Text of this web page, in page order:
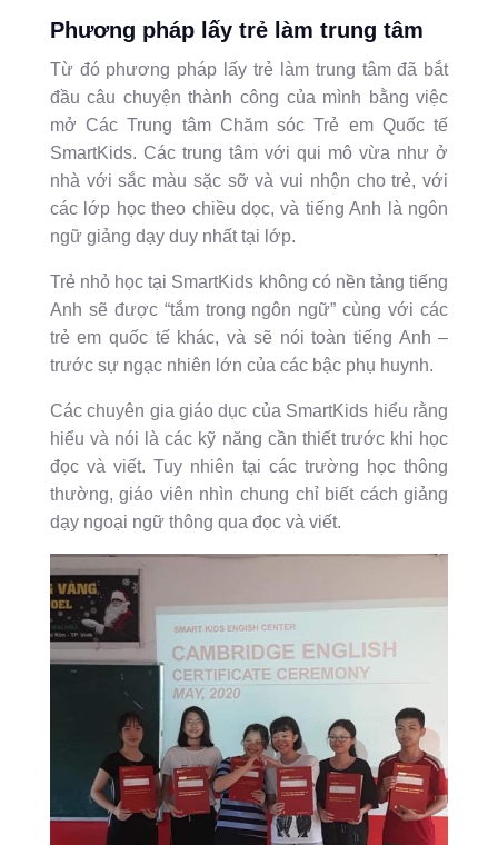
Phương pháp lấy trẻlàm trung tâm
Từ đó phương pháp lấy trẻ làm trung tâm đã bắt
đầu câu chuyện thành công của mình bằng việc
mở Các Trung tâm Chăm sóc Trẻ em Quốc tế
SmartKids. Các trung tâm với qui mô vừa như ở
nhà với sắc màu sặc sỡ và vui nhộn cho trẻ, với
các lớp học theo chiều dọc, và tiếng Anh là ngôn
ngữ giảng dạy duy nhất tại lớp.
Trẻ nhỏ học tại SmartKids không có nền tảng tiếng
Anh sẽ được “tắm trong ngôn ngữ” cùng với các
trẻ em quốc tế khác, và sẽ nói toàn tiếng Anh –
trước sự ngạc nhiên lớn của các bậc phụ huynh.
Các chuyên gia giáo dục của SmartKids hiểu rằng
hiểu và nói là các kỹ năng cần thiết trước khi học
đọc và viết. Tuy nhiên tại các trường học thông
thường, giáo viên nhìn chung chỉ biết cách giảng
dạy ngoại ngữ thông qua đọc và viết.